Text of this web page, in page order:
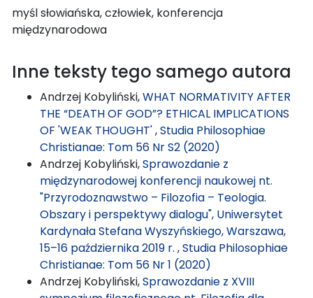
myśl słowiańska, człowiek, konferencja
międzynarodowa
Inne teksty tego samego autora
Andrzej Kobyliński,WHAT NORMATIVITY AFTER
THE “DEATH OF GOD”? ETHICAL IMPLICATIONS
OF 'WEAK THOUGHT',Studia Philosophiae
Christianae: Tom 56 Nr S2 (2020)
Andrzej Kobyliński,Sprawozdanie z
międzynarodowej konferencji naukowej nt.
"Przyrodoznawstwo – Filozofia – Teologia.
Obszary i perspektywy dialogu", Uniwersytet
Kardynała Stefana Wyszyńskiego, Warszawa,
15–16 października 2019 r. ,Studia Philosophiae
Christianae: Tom 56 Nr 1 (2020)
Andrzej Kobyliński,Sprawozdanie z XVIII